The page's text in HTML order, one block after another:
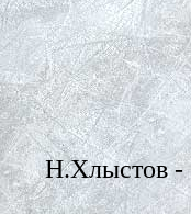
Н.Хлыстов -